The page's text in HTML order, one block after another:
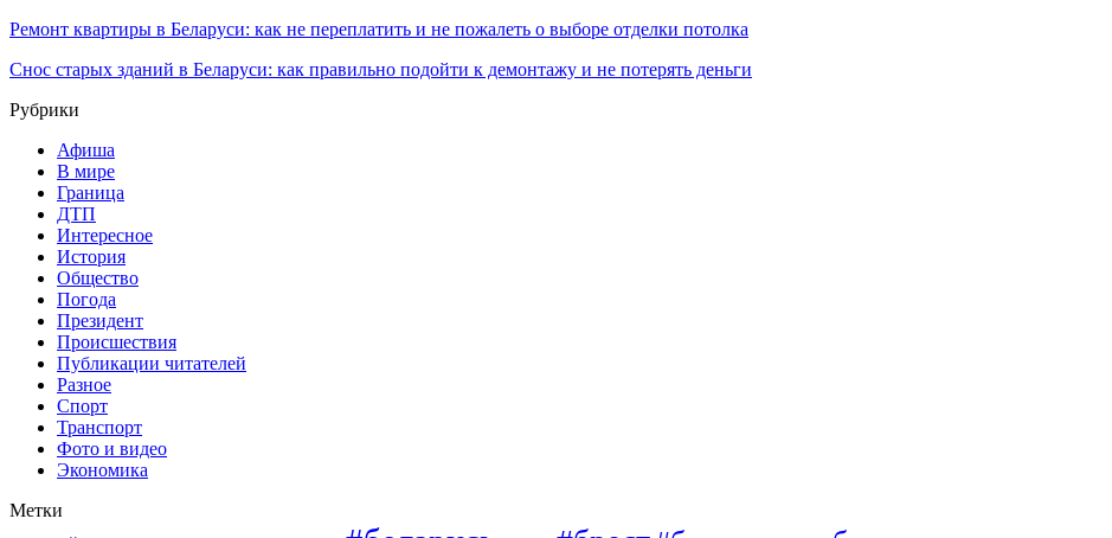
Ремонт квартиры в Беларуси: как не переплатить и не пожалеть о выборе отделки потолка
Снос старых зданий в Беларуси: как правильно подойти к демонтажу и не потерять деньги
Рубрики
Афиша
В мире
Граница
ДТП
Интересное
История
Общество
Погода
Президент
Происшествия
Публикации читателей
Разное
Спорт
Транспорт
Фото и видео
Экономика
Метки